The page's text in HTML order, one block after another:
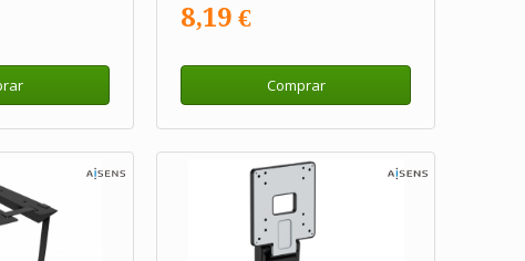
8,19 €
Comprar